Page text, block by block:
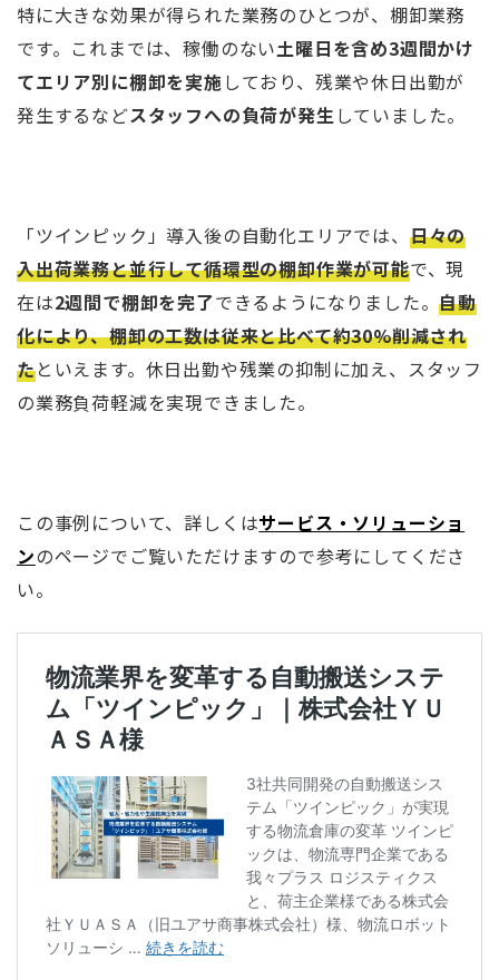
特に大きな効果が得られた業務のひとつが、棚卸業務
です。これまでは、稼働のない土曜日を含め3週間かけ
てエリア別に棚卸を実施しており、残業や休日出勤が
発生するなどスタッフへの負荷が発生していました。
「ツインピック」導入後の自動化エリアでは、 日々の
入出荷業務と並行して循環型の棚卸作業が可能で、現
在は2週間で棚卸を完了できるようになりました。自動
化により、棚卸の工数は従来と比べて約30%削減され
たといえます。休日出勤や残業の抑制に加え、スタッフ
の業務負荷軽減を実現できました。
この事例について、詳しくはサービス・ソリューショ
ンのページでご覧いただけますので参考にしてくださ
い。